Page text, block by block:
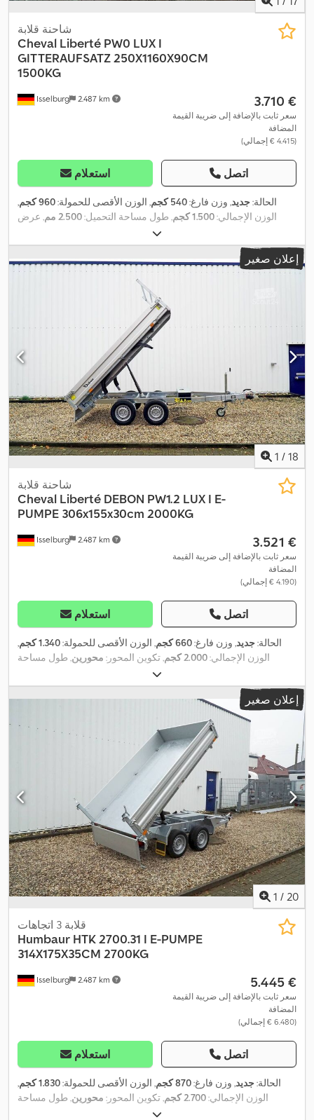
Isselburg 2.487 km
شاحنة قلابة
Cheval Liberté PW0 LUX I
GITTERAUFSATZ 250X1160X90CM
1500KG
‏3.710 €
سعر ثابت بالإضافة إلى ضريبة القيمة
المضافة
(‏4.415 € إجمالي)
استعلام اتصل
الحالة:جديد, وزن فارغ:540 كجم , الوزن الأقصى للحمولة:960 كجم
,
الوزن الإجمالي:1.500 كجم , طول مساحة التحميل:2.500 مم
, عرض
, ارتفاع مساحة التحميل:
مساحة التحميل:3,6 م³ , لون:فضي, ارتفاع البناء:1.620 مم
, العرض
التشغيلي:1.670 مم , إعلان صغير
1 / 18
Isselburg 2.487 km
شاحنة قلابة
Cheval Liberté DEBON PW1.2 LUX I E-
PUMPE 306x155x30cm 2000KG
‏3.521 €
سعر ثابت بالإضافة إلى ضريبة القيمة
المضافة
(‏4.190 € إجمالي)
استعلام اتصل
الحالة:جديد, وزن فارغ:660 كجم , الوزن الأقصى للحمولة:1.340 كجم
,
الوزن الإجمالي:2.000 كجم , تكوين المحور: محورين, طول مساحة
, عرض مساحة التحميل:
التحميل:300 مم , حجم مساحة التحميل:1,5 م³ , لون:فضي, ارتفاع البناء:
1.020 مم
, العرض التشغيلي:1.670 مم إعلان صغير
1 / 20
Isselburg 2.487 km
قلابة 3 اتجاهات
Humbaur HTK 2700.31 I E-PUMPE
314X175X35CM 2700KG
‏5.445 €
سعر ثابت بالإضافة إلى ضريبة القيمة
المضافة
(‏6.480 € إجمالي)
استعلام اتصل
الحالة:جديد, وزن فارغ:870 كجم , الوزن الأقصى للحمولة:1.830 كجم
,
الوزن الإجمالي:2.700 كجم , تكوين المحور: محورين, طول مساحة
, عرض مساحة التحميل: